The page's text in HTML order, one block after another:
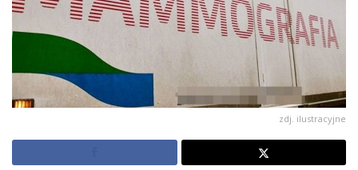
zdj. ilustracyjne